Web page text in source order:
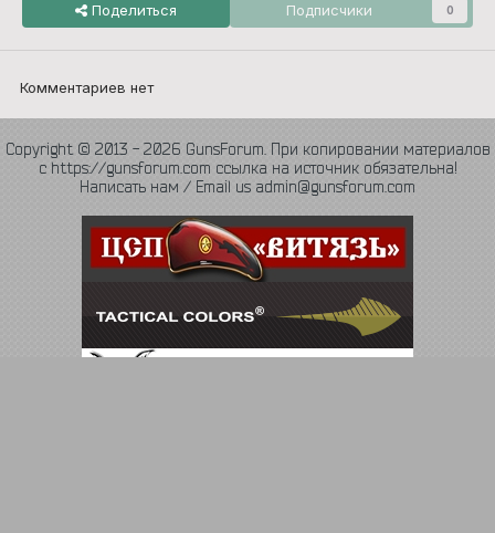
Поделиться Подписчики 0
Комментариев нет
Copyright © 2013 - 2026 GunsForum. При копировании материалов
с https://gunsforum.com ссылка на источник обязательна!
Написать нам / Email us admin@gunsforum.com